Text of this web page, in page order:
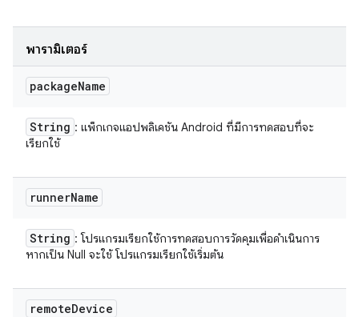
พารามิเตอร์
packageName
String : แพ็กเกจแอปพลิเคชัน Android ที่มีการทดสอบที่จะ
เรียกใช้
runnerName
String : โปรแกรมเรียกใช้การทดสอบการวัดคุมเพื่อดำเนินการ
หากเป็น Null จะใช้ โปรแกรมเรียกใช้เริ่มต้น
remoteDevice